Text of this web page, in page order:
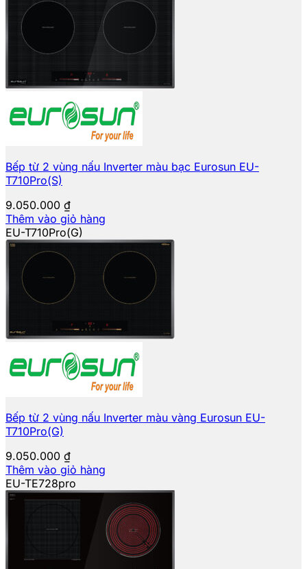
Bếp từ 2 vùng nấu Inverter màu bạc Eurosun EU-
T710Pro(S)
9.050.000 ₫
Thêm vào giỏ hàng
EU-T710Pro(G)
Bếp từ 2 vùng nấu Inverter màu vàng Eurosun EU-
T710Pro(G)
9.050.000 ₫
Thêm vào giỏ hàng
EU-TE728pro